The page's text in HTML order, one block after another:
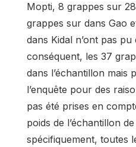
Mopti, 8 grappes sur
grappes sur dans Gao
dans Kidal n’ont pas
conséquent, les 37
dans l’échantillon mais
l’enquête pour des
pas été prises en
poids de l’échantillon
spécifiquement, toutes